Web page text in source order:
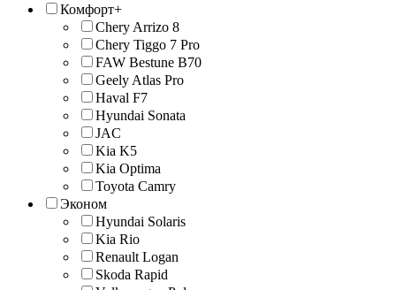
Комфорт+
Chery Arrizo 8
Chery Tiggo 7 Pro
FAW Bestune B70
Geely Atlas Pro
Haval F7
Hyundai Sonata
JAС
Kia K5
Kia Optima
Toyota Camry
Эконом
Hyundai Solaris
Kia Rio
Renault Logan
Skoda Rapid